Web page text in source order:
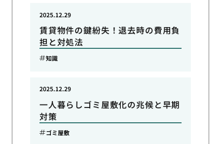
賃貸物件の鍵紛失！退去時の費用負
担と対処法
2025.12.29
知識
一人暮らしゴミ屋敷化の兆候と早期
対策
2025.12.29
ゴミ屋敷